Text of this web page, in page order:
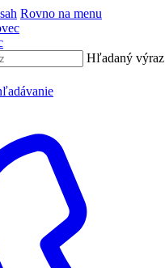
Rovno na menu
Hľadaný výraz